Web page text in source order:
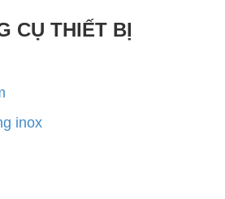
CỤ THIẾT BỊ
inox